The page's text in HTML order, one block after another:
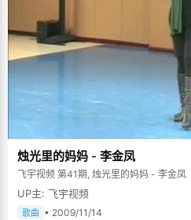
烛光里的妈妈 - 李金凤
飞宇视频 第41期, 烛光里的妈妈 - 李金凤
UP主: 飞宇视频
歌曲 • 2009/11/14